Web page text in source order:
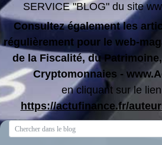
SERVICE "BLOG" du site
Consultez également les
régulièrement pour le web-
de la Fiscalité, du Patrimoine,
Cryptomonnaies -
en cliquant sur le
https://actufinance.fr/